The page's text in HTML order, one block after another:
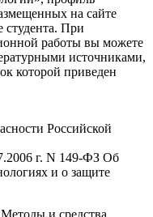
на сайте
При
работы вы можете
источниками,
которой приведен
Российской
г. N 149-ФЗ Об
и о защите
и средства